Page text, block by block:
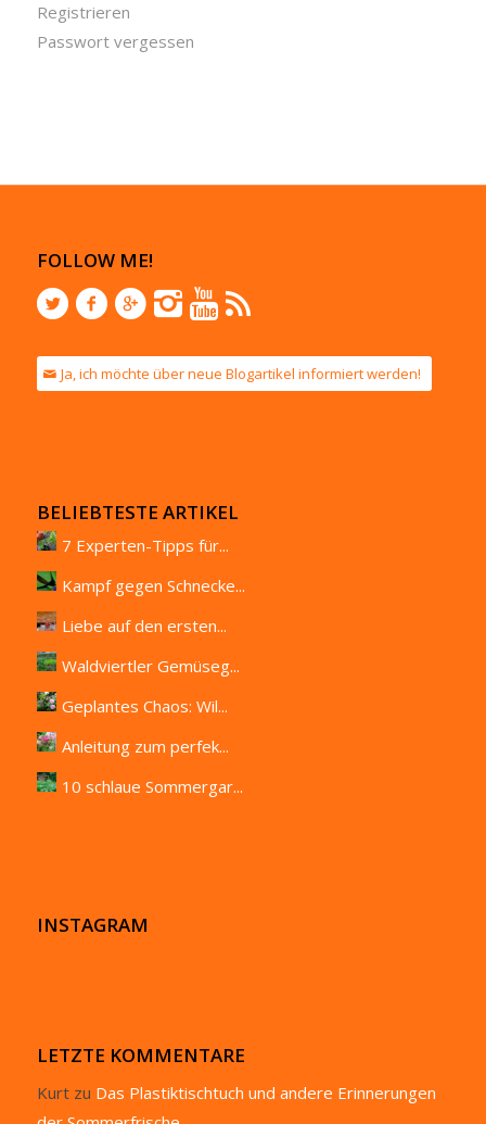
Registrieren
Passwort vergessen
FOLLOW ME!
Ja, ich möchte über neue Blogartikel informiert werden!
BELIEBTESTE ARTIKEL
7 Experten-Tipps für...
Kampf gegen Schnecke...
Liebe auf den ersten...
Waldviertler Gemüseg...
Geplantes Chaos: Wil...
Anleitung zum perfek...
10 schlaue Sommergar...
INSTAGRAM
LETZTE KOMMENTARE
Kurtzu Das Plastiktischtuch und andere Erinnerungen